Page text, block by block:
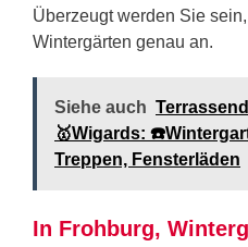
Überzeugt werden Sie
Wintergärten genau an.
Siehe auch
🥇Wigards:
Treppen, Fensterläden
In Frohburg,